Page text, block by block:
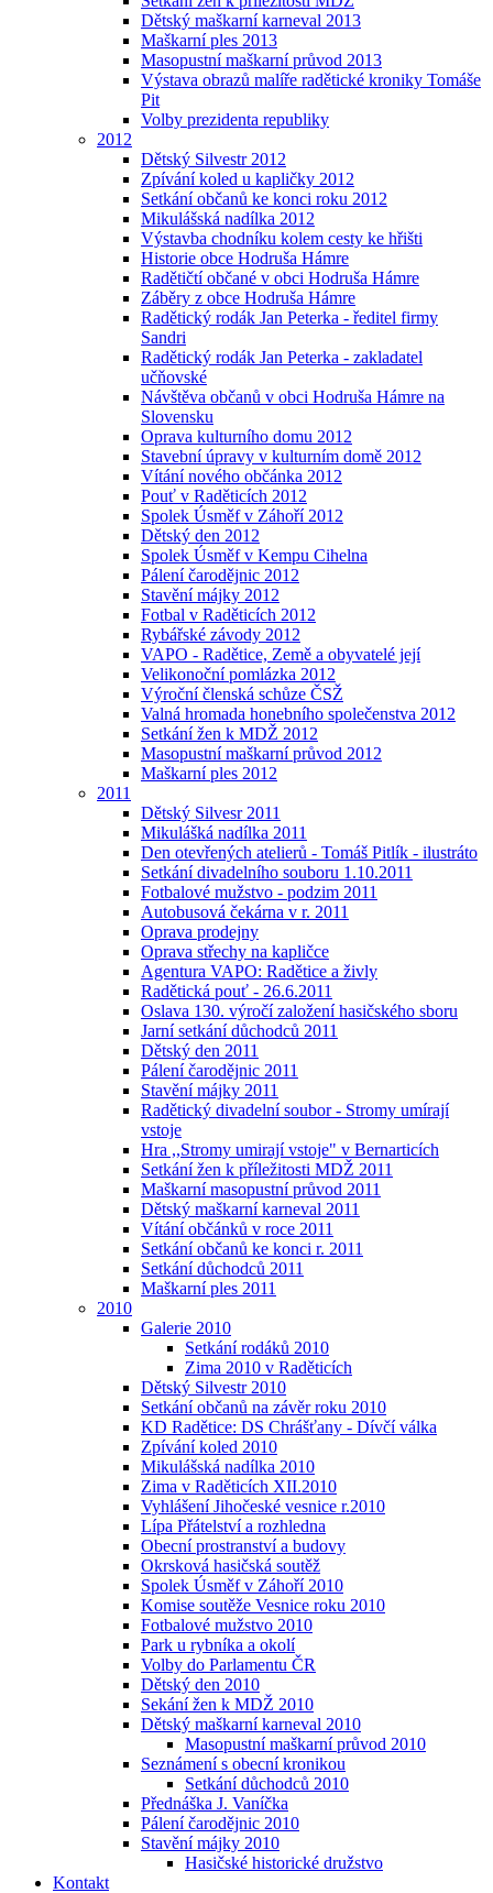
Dětský maškarní karneval 2013
Maškarní ples 2013
Masopustní maškarní průvod 2013
Výstava obrazů malíře radětické kroniky Tomáše
Pit
Volby prezidenta republiky
2012
Dětský Silvestr 2012
Zpívání koled u kapličky 2012
Setkání občanů ke konci roku 2012
Mikulášská nadílka 2012
Výstavba chodníku kolem cesty ke hřišti
Historie obce Hodruša Hámre
Radětičtí občané v obci Hodruša Hámre
Záběry z obce Hodruša Hámre
Radětický rodák Jan Peterka - ředitel firmy
Sandri
Radětický rodák Jan Peterka - zakladatel
učňovské
Návštěva občanů v obci Hodruša Hámre na
Slovensku
Oprava kulturního domu 2012
Stavební úpravy v kulturním domě 2012
Vítání nového občánka 2012
Pouť v Raděticích 2012
Spolek Úsměf v Záhoří 2012
Dětský den 2012
Spolek Úsměf v Kempu Cihelna
Pálení čarodějnic 2012
Stavění májky 2012
Fotbal v Raděticích 2012
Rybářské závody 2012
VAPO - Radětice, Země a obyvatelé její
Velikonoční pomlázka 2012
Výroční členská schůze ČSŽ
Valná hromada honebního společenstva 2012
Setkání žen k MDŽ 2012
Masopustní maškarní průvod 2012
Maškarní ples 2012
2011
Dětský Silvesr 2011
Mikulášká nadílka 2011
Den otevřených atelierů - Tomáš Pitlík - ilustráto
Setkání divadelního souboru 1.10.2011
Fotbalové mužstvo - podzim 2011
Autobusová čekárna v r. 2011
Oprava prodejny
Oprava střechy na kapličce
Agentura VAPO: Radětice a živly
Radětická pouť - 26.6.2011
Oslava 130. výročí založení hasičského sboru
Jarní setkání důchodců 2011
Dětský den 2011
Pálení čarodějnic 2011
Stavění májky 2011
Radětický divadelní soubor - Stromy umírají
vstoje
Hra ,,Stromy umirají vstoje" v Bernarticích
Setkání žen k příležitosti MDŽ 2011
Maškarní masopustní průvod 2011
Dětský maškarní karneval 2011
Vítání občánků v roce 2011
Setkání občanů ke konci r. 2011
Setkání důchodců 2011
Maškarní ples 2011
2010
Galerie 2010
Setkání rodáků 2010
Zima 2010 v Raděticích
Dětský Silvestr 2010
Setkání občanů na závěr roku 2010
KD Radětice: DS Chrášťany - Dívčí válka
Zpívání koled 2010
Mikulášská nadílka 2010
Zima v Raděticích XII.2010
Vyhlášení Jihočeské vesnice r.2010
Lípa Přátelství a rozhledna
Obecní prostranství a budovy
Okrsková hasičská soutěž
Spolek Úsměf v Záhoří 2010
Komise soutěže Vesnice roku 2010
Fotbalové mužstvo 2010
Park u rybníka a okolí
Volby do Parlamentu ČR
Dětský den 2010
Sekání žen k MDŽ 2010
Dětský maškarní karneval 2010
Masopustní maškarní průvod 2010
Seznámení s obecní kronikou
Setkání důchodců 2010
Přednáška J. Vaníčka
Pálení čarodějnic 2010
Stavění májky 2010
Hasičské historické družstvo
Kontakt